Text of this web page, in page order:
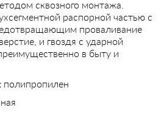
сквозного монтажа.
распорной частью с
проваливание
и гвоздя с ударной
в быту и
полипропилен